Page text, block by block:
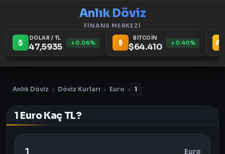
Anlık Döviz
FİNANS MERKEZİ
$
DOLAR / TL
47,5935 ▲ 0.06% ₿
BİTCOİN
$64.410 ▲ 0.40% Au
Anlık Döviz › Döviz Kurları › Euro › 1
1 Euro Kaç TL?
Euro